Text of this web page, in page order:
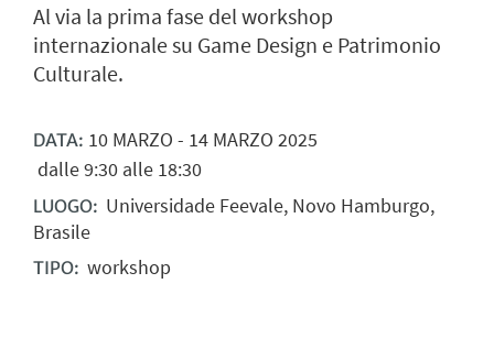
Al via la prima fase del workshop
internazionale su Game Design e Patrimonio
Culturale.
DATA: 10MARZO - 14 MARZO2025
dalle 9:30 alle 18:30
LUOGO: Universidade Feevale, Novo Hamburgo,
Brasile
TIPO: workshop